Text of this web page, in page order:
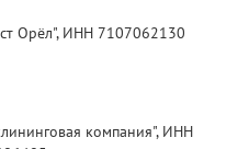
Орёл", ИНН 7107062130
компания", ИНН